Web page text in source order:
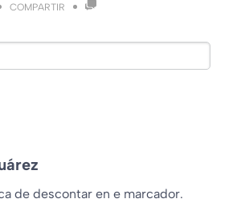
COMPARTIR
de descontar en e marcador.